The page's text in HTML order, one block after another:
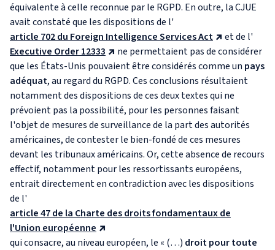
équivalente à celle reconnue par le RGPD. En outre, la CJUE
avait constaté que les dispositions de l'
article 702 du Foreign Intelligence Services Act
et de l'
Executive Order 12333
ne permettaient pas de considérer
que les États-Unis pouvaient être considérés comme un pays
adéquat, au regard du RGPD. Ces conclusions résultaient
notamment des dispositions de ces deux textes qui ne
prévoient pas la possibilité, pour les personnes faisant
l'objet de mesures de surveillance de la part des autorités
américaines, de contester le bien-fondé de ces mesures
devant les tribunaux américains. Or, cette absence de recours
effectif, notamment pour les ressortissants européens,
entrait directement en contradiction avec les dispositions
de l'
article 47 de la Charte des droits fondamentaux de
l'Union européenne
qui consacre, au niveau européen, le « (…) droit pour toute